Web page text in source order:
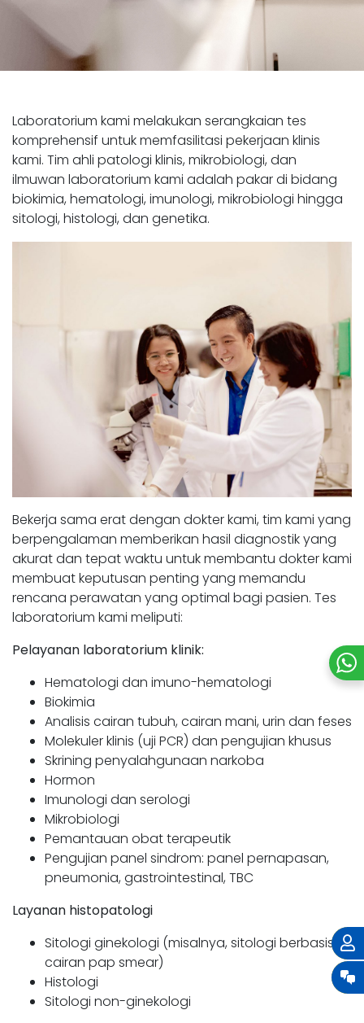
Laboratorium kami melakukan serangkaian tes
komprehensif untuk memfasilitasi pekerjaan klinis
kami. Tim ahli patologi klinis, mikrobiologi, dan
ilmuwan laboratorium kami adalah pakar di bidang
biokimia, hematologi, imunologi, mikrobiologi hingga
sitologi, histologi, dan genetika.
Bekerja sama erat dengan dokter kami, tim kami yang
berpengalaman memberikan hasil diagnostik yang
akurat dan tepat waktu untuk membantu dokter kami
membuat keputusan penting yang memandu
rencana perawatan yang optimal bagi pasien. Tes
laboratorium kami meliputi:
Pelayanan laboratorium klinik:
Hematologi dan imuno-hematologi
Biokimia
Analisis cairan tubuh, cairan mani, urin dan feses
Molekuler klinis (uji PCR) dan pengujian khusus
Skrining penyalahgunaan narkoba
Hormon
Imunologi dan serologi
Mikrobiologi
Pemantauan obat terapeutik
Pengujian panel sindrom: panel pernapasan,
pneumonia, gastrointestinal, TBC
Layanan histopatologi
Sitologi ginekologi (misalnya, sitologi berbasis
cairan pap smear)
Histologi
Sitologi non-ginekologi